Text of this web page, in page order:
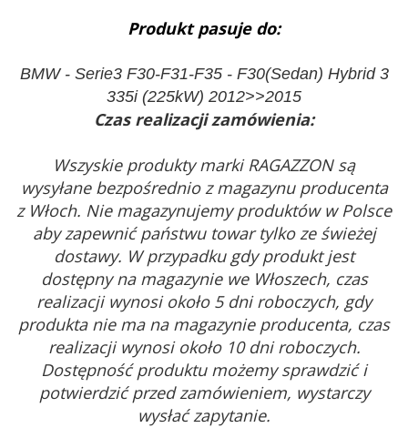
Produkt pasuje do:
BMW - Serie3 F30-F31-F35 - F30(Sedan) Hybrid 3
335i (225kW) 2012>>2015
Czas realizacji zamówienia:
Wszyskie produkty marki RAGAZZON są
wysyłane bezpośrednio z magazynu producenta
z Włoch. Nie magazynujemy produktów w Polsce
aby zapewnić państwu towar tylko ze świeżej
dostawy. W przypadku gdy produkt jest
dostępny na magazynie we Włoszech, czas
realizacji wynosi około 5 dni roboczych, gdy
produkta nie ma na magazynie producenta, czas
realizacji wynosi około 10 dni roboczych.
Dostępność produktu możemy sprawdzić i
potwierdzić przed zamówieniem, wystarczy
wysłać zapytanie.